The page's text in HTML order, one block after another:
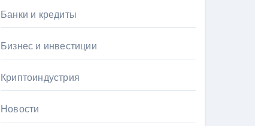
Банки и кредиты
Бизнес и инвестиции
Криптоиндустрия
Новости